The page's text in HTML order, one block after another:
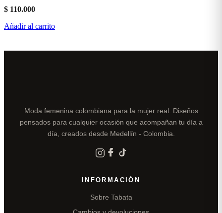
$ 110.000
Añadir al carrito
Moda femenina colombiana para la mujer real. Diseños
pensados para cualquier ocasión que acompañan tu día a
día, creados desde Medellín - Colombia.
INFORMACIÓN
Sobre Tabata